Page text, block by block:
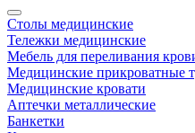
Столы медицинские
Тележки медицинские
Мебель для переливания
Медицинские прикроватные
Медицинские кровати
Аптечки металлические
Банкетки